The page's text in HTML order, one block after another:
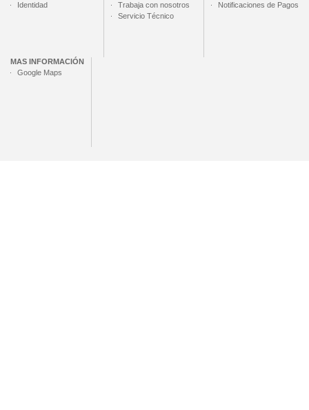
Identidad
Trabaja con nosotros
Servicio Técnico
Notificaciones de Pagos
MAS INFORMACIÓN
Google Maps